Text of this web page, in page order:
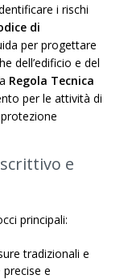
i rischi
di
per progettare
dell’edificio e del
Regola Tecnica
per le attività di
e
principali:
tradizionali e
e